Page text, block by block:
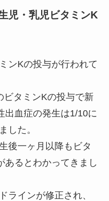
児・乳児ビタミンK
ンKの投与が行われて
ビタミンKの投与で新
出血症の発生は1/10に
した。
後一ヶ月以降もビタ
あるとわかってきまし
ラインが修正され、